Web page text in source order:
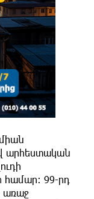
արհեստական
99-րդ
առաջ